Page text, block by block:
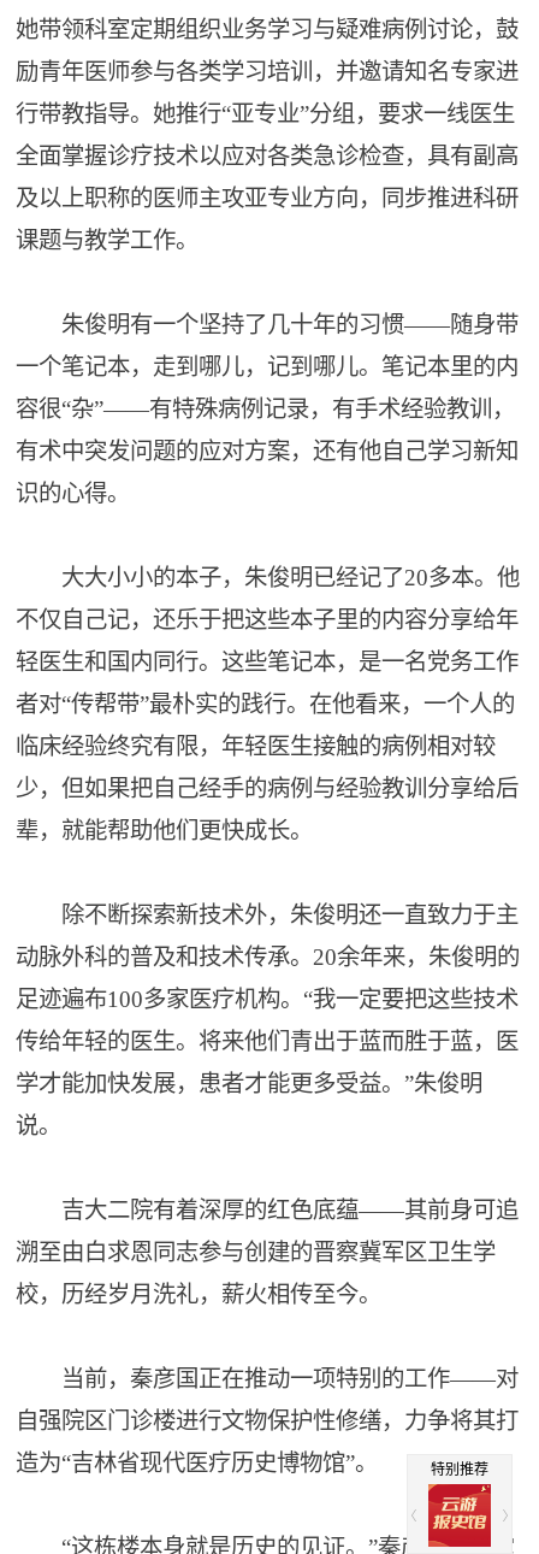
她带领科室定期组织业务学习与疑难病例讨论，鼓
励青年医师参与各类学习培训，并邀请知名专家进
行带教指导。她推行“亚专业”分组，要求一线医生
全面掌握诊疗技术以应对各类急诊检查，具有副高
及以上职称的医师主攻亚专业方向，同步推进科研
课题与教学工作。
朱俊明有一个坚持了几十年的习惯——随身带
一个笔记本，走到哪儿，记到哪儿。笔记本里的内
容很“杂”——有特殊病例记录，有手术经验教训，
有术中突发问题的应对方案，还有他自己学习新知
识的心得。
大大小小的本子，朱俊明已经记了20多本。他
不仅自己记，还乐于把这些本子里的内容分享给年
轻医生和国内同行。这些笔记本，是一名党务工作
者对“传帮带”最朴实的践行。在他看来，一个人的
临床经验终究有限，年轻医生接触的病例相对较
少，但如果把自己经手的病例与经验教训分享给后
辈，就能帮助他们更快成长。
除不断探索新技术外，朱俊明还一直致力于主
动脉外科的普及和技术传承。20余年来，朱俊明的
足迹遍布100多家医疗机构。“我一定要把这些技术
传给年轻的医生。将来他们青出于蓝而胜于蓝，医
学才能加快发展，患者才能更多受益。”朱俊明
说。
吉大二院有着深厚的红色底蕴——其前身可追
溯至由白求恩同志参与创建的晋察冀军区卫生学
校，历经岁月洗礼，薪火相传至今。
当前，秦彦国正在推动一项特别的工作——对
自强院区门诊楼进行文物保护性修缮，力争将其打
造为“吉林省现代医疗历史博物馆”。
“这栋楼本身就是历史的见证。”秦彦国想让它
特别推荐